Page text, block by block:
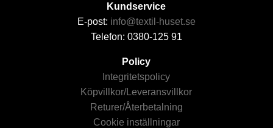
Kundservice
E-post: info@textil-huset.se
Telefon: 0380-125 91
Policy
Integritetspolicy
Köpvillkor/Leveransvillkor
Returer/Återbetalning
Cookie inställningar